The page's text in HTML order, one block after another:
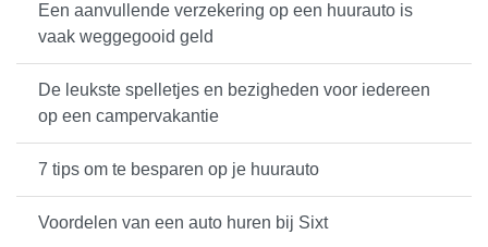
Een aanvullende verzekering op een huurauto is
vaak weggegooid geld
De leukste spelletjes en bezigheden voor iedereen
op een campervakantie
7 tips om te besparen op je huurauto
Voordelen van een auto huren bij Sixt